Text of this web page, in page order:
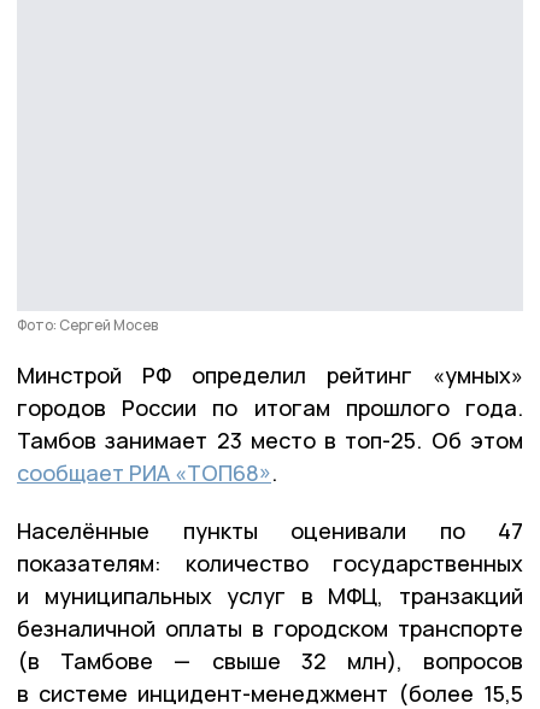
Фото: Сергей Мосев
Минстрой РФ определил рейтинг «умных»
городов России по итогам прошлого года.
Тамбов занимает 23 место в топ-25. Об этом
сообщает РИА «ТОП68».
Населённые пункты оценивали по 47
показателям: количество государственных
и муниципальных услуг в МФЦ, транзакций
безналичной оплаты в городском транспорте
(в Тамбове — свыше 32 млн), вопросов
в системе инцидент-менеджмент (более 15,5